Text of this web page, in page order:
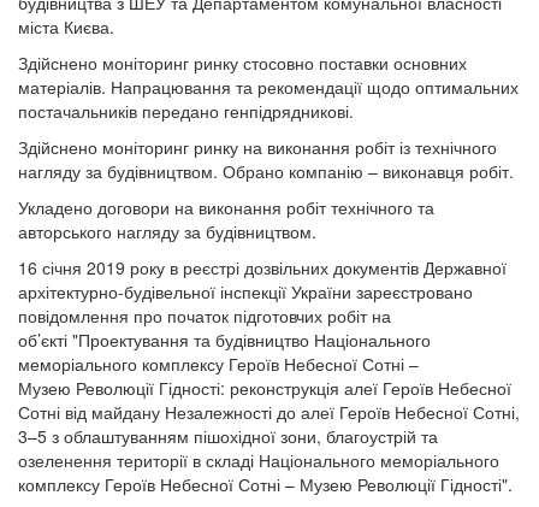
міста Києва.
Здійснено моніторинг ринку стосовно поставки основних
матеріалів. Напрацювання та рекомендації щодо оптимальних
постачальників передано генпідрядникові.
Здійснено моніторинг ринку на виконання робіт із технічного
нагляду за будівництвом. Обрано компанію – виконавця робіт.
Укладено договори на виконання робіт технічного та
авторського нагляду за будівництвом.
16 січня 2019 року в реєстрі дозвільних документів Державної
архітектурно-будівельної інспекції України зареєстровано
повідомлення про початок підготовчих робіт на
об’єкті "Проектування та будівництво Національного
меморіального комплексу Героїв Небесної Сотні –
Музею Революції Гідності: реконструкція алеї Героїв Небесної
Сотні від майдану Незалежності до алеї Героїв Небесної Сотні,
3–5 з облаштуванням пішохідної зони, благоустрій та
озеленення території в складі Національного меморіального
комплексу Героїв Небесної Сотні – Музею Революції Гідності".